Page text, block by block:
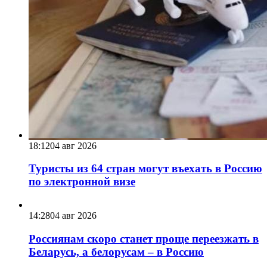
18:1204 авг 2026
Туристы из 64 стран могут въехать в Россию
по электронной визе
14:2804 авг 2026
Россиянам скоро станет проще переезжать в
Беларусь, а белорусам – в Россию